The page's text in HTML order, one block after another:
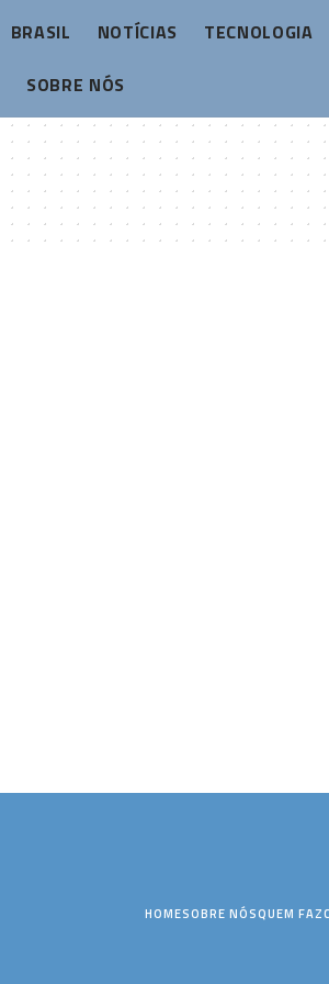
BRASIL NOTÍCIAS
TECNOLOGIA
SOBRE NÓS
HOMESOBRE NÓSQUEM FAZ